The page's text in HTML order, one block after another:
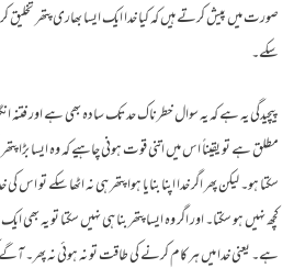
صورت میں پیش کرتے ہیں کہ کیا خدا ایک ایسا بھاری پتھر تخلیق
سکے۔
پیچیدگی یہ ہے کہ یہ سوال خطرناک حد تک سادہ بھی ہے اور فتنہ
مطلق ہے تو یقیناً اس میں اتنی قوت ہونی چاہیے کہ وہ ایسا بڑا
سکتا ہو۔ لیکن پھر اگر خدا اپنا بنایا ہوا پتھر ہی نہ اٹھا سکے
کچھ نہیں ہو سکتا۔ اور اگر وہ ایسا پتھر بنا ہی نہیں سکتا تو
ہے۔ یعنی خدا میں ہر کام کرنے کی طاقت تو نہ ہوئی نہ پھر۔ آگے